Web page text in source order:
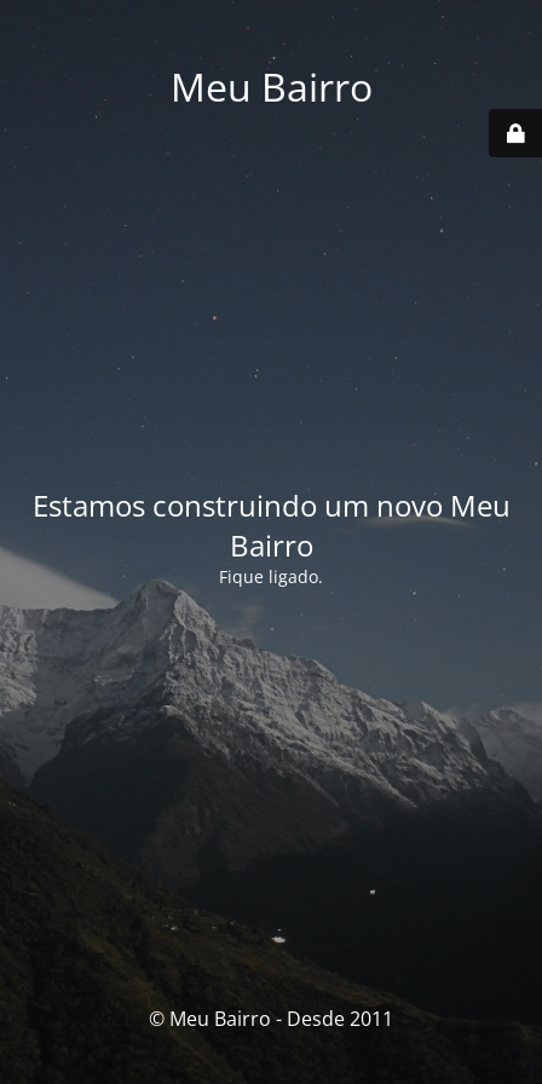
Meu Bairro
Estamos construindo um novo Meu
Bairro
Fique ligado.
© Meu Bairro - Desde 2011